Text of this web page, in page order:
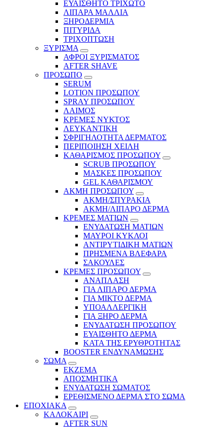
ΕΥΑΙΣΘΗΤΟ ΤΡΙΧΩΤΟ
ΛΙΠΑΡΑ ΜΑΛΛΙΑ
ΞΗΡΟΔΕΡΜΙΑ
ΠΙΤΥΡΙΔΑ
ΤΡΙΧΟΠΤΩΣΗ
ΞΥΡΙΣΜΑ
ΑΦΡΟΙ ΞΥΡΙΣΜΑΤΟΣ
AFTER SHAVE
ΠΡΟΣΩΠΟ
SERUM
LOTION ΠΡΟΣΩΠΟΥ
SPRAY ΠΡΟΣΩΠΟΥ
ΛΑΙΜΟΣ
ΚΡΕΜΕΣ ΝΥΚΤΟΣ
ΛΕΥΚΑΝΤΙΚΗ
ΣΦΡΙΓΗΛΟΤΗΤΑ ΔΕΡΜΑΤΟΣ
ΠΕΡΙΠΟΙΗΣΗ ΧΕΙΛΗ
ΚΑΘΑΡΙΣΜΟΣ ΠΡΟΣΩΠΟΥ
SCRUB ΠΡΟΣΩΠΟΥ
ΜΑΣΚΕΣ ΠΡΟΣΩΠΟΥ
GEL ΚΑΘΑΡΙΣΜΟΥ
ΑΚΜΗ ΠΡΟΣΩΠΟΥ
ΑΚΜΗ/ΣΠΥΡΑΚΙΑ
ΑΚΜΗ/ΛΙΠΑΡΟ ΔΕΡΜΑ
ΚΡΕΜΕΣ ΜΑΤΙΩΝ
ΕΝΥΔΑΤΩΣΗ ΜΑΤΙΩΝ
ΜΑΥΡΟΙ ΚΥΚΛΟΙ
ΑΝΤΙΡΥΤΙΔΙΚΗ ΜΑΤΙΩΝ
ΠΡΗΣΜΕΝΑ ΒΛΕΦΑΡΑ
ΣΑΚΟΥΛΕΣ
ΚΡΕΜΕΣ ΠΡΟΣΩΠΟΥ
ΑΝΑΠΛΑΣΗ
ΓΙΑ ΛΙΠΑΡΟ ΔΕΡΜΑ
ΓΙΑ ΜΙΚΤΟ ΔΕΡΜΑ
ΥΠΟΑΛΛΕΡΓΙΚΗ
ΓΙΑ ΞΗΡΟ ΔΕΡΜΑ
ΕΝΥΔΑΤΩΣΗ ΠΡΟΣΩΠΟΥ
ΕΥΑΙΣΘΗΤΟ ΔΕΡΜΑ
ΚΑΤΑ ΤΗΣ ΕΡΥΘΡΟΤΗΤΑΣ
BOOSTER ΕΝΔΥΝΑΜΩΣΗΣ
ΣΩΜΑ
ΕΚΖΕΜΑ
ΑΠΟΣΜΗΤΙΚΑ
ΕΝΥΔΑΤΩΣΗ ΣΩΜΑΤΟΣ
ΕΡΕΘΙΣΜΕΝΟ ΔΕΡΜΑ ΣΤΟ ΣΩΜΑ
ΕΠΟΧΙΑΚΑ
ΚΑΛΟΚΑΙΡΙ
AFTER SUN